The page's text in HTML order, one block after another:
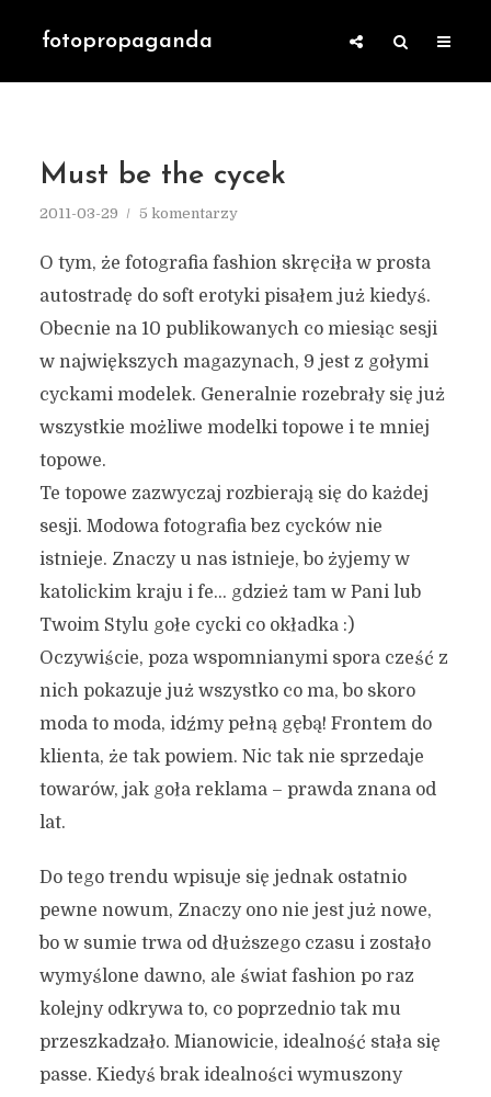
fotopropaganda
Must be the cycek
2011-03-29 5 komentarzy
O tym, że fotografia fashion skręciła w prosta
autostradę do soft erotyki pisałem już kiedyś.
Obecnie na 10 publikowanych co miesiąc sesji
w największych magazynach, 9 jest z gołymi
cyckami modelek. Generalnie rozebrały się już
wszystkie możliwe modelki topowe i te mniej
topowe.
Te topowe zazwyczaj rozbierają się do każdej
sesji. Modowa fotografia bez cycków nie
istnieje. Znaczy u nas istnieje, bo żyjemy w
katolickim kraju i fe… gdzież tam w Pani lub
Twoim Stylu gołe cycki co okładka :)
Oczywiście, poza wspomnianymi spora cześć z
nich pokazuje już wszystko co ma, bo skoro
moda to moda, idźmy pełną gębą! Frontem do
klienta, że tak powiem. Nic tak nie sprzedaje
towarów, jak goła reklama – prawda znana od
lat.
Do tego trendu wpisuje się jednak ostatnio
pewne nowum, Znaczy ono nie jest już nowe,
bo w sumie trwa od dłuższego czasu i zostało
wymyślone dawno, ale świat fashion po raz
kolejny odkrywa to, co poprzednio tak mu
przeszkadzało. Mianowicie, idealność stała się
passe. Kiedyś brak idealności wymuszony